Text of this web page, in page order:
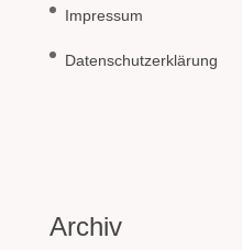
Impressum
Datenschutzerklärung
Archiv